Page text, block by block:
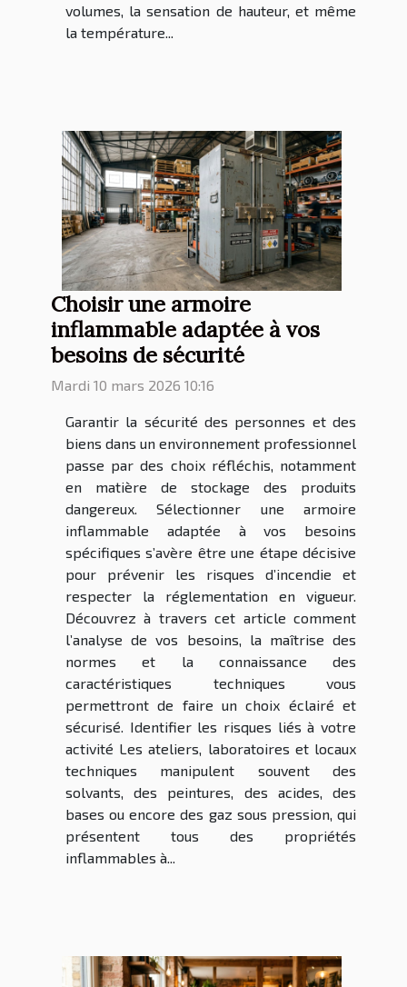
volumes, la sensation de hauteur, et même
la température...
Choisir une armoire
inflammable adaptée à vos
besoins de sécurité
Mardi 10 mars 2026 10:16
Garantir la sécurité des personnes et des
biens dans un environnement professionnel
passe par des choix réfléchis, notamment
en matière de stockage des produits
dangereux. Sélectionner une armoire
inflammable adaptée à vos besoins
spécifiques s’avère être une étape décisive
pour prévenir les risques d’incendie et
respecter la réglementation en vigueur.
Découvrez à travers cet article comment
l’analyse de vos besoins, la maîtrise des
normes et la connaissance des
caractéristiques techniques vous
permettront de faire un choix éclairé et
sécurisé. Identifier les risques liés à votre
activité Les ateliers, laboratoires et locaux
techniques manipulent souvent des
solvants, des peintures, des acides, des
bases ou encore des gaz sous pression, qui
présentent tous des propriétés
inflammables à...